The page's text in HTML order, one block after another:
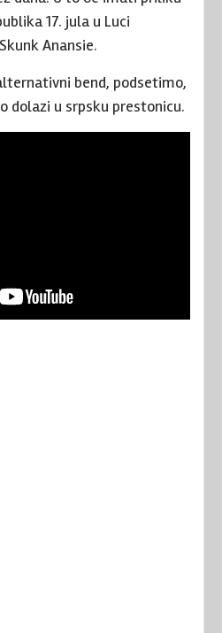
17. jula u Luci
Anansie.
bend, podsetimo,
dolazi u srpsku prestonicu.